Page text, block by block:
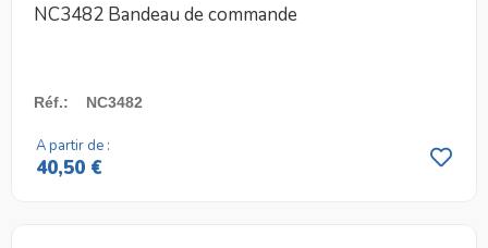
NC3482 Bandeau de commande
Réf.: NC3482
A partir de :
40,50 €